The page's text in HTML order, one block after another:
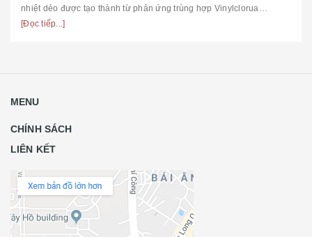
nhiệt dẻo được tạo thành từ phản ứng trùng hợp Vinylclorua
(CH2=CHCl)...
[Đọc tiếp...]
MENU
CHÍNH SÁCH
LIÊN KẾT